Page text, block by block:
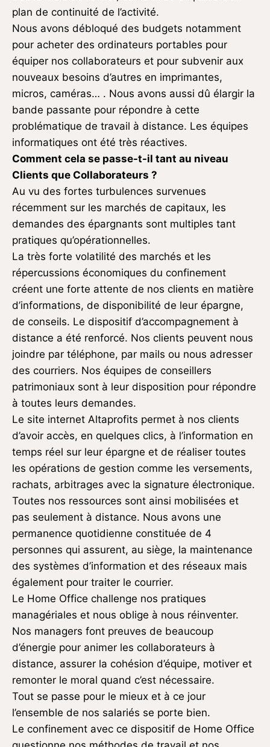
plan de continuité de l’activité.
Nous avons débloqué des budgets notamment
pour acheter des ordinateurs portables pour
équiper nos collaborateurs et pour subvenir aux
nouveaux besoins d’autres en imprimantes,
micros, caméras… . Nous avons aussi dû élargir la
bande passante pour répondre à cette
problématique de travail à distance. Les équipes
informatiques ont été très réactives.
Comment cela se passe-t-il tant au niveau
Clients que Collaborateurs ?
Au vu des fortes turbulences survenues
récemment sur les marchés de capitaux, les
demandes des épargnants sont multiples tant
pratiques qu’opérationnelles.
La très forte volatilité des marchés et les
répercussions économiques du confinement
créent une forte attente de nos clients en matière
d’informations, de disponibilité de leur épargne,
de conseils. Le dispositif d’accompagnement à
distance a été renforcé. Nos clients peuvent nous
joindre par téléphone, par mails ou nous adresser
des courriers. Nos équipes de conseillers
patrimoniaux sont à leur disposition pour répondre
à toutes leurs demandes.
Le site internet Altaprofits permet à nos clients
d’avoir accès, en quelques clics, à l’information en
temps réel sur leur épargne et de réaliser toutes
les opérations de gestion comme les versements,
rachats, arbitrages avec la signature électronique.
Toutes nos ressources sont ainsi mobilisées et
pas seulement à distance. Nous avons une
permanence quotidienne constituée de 4
personnes qui assurent, au siège, la maintenance
des systèmes d’information et des réseaux mais
également pour traiter le courrier.
Le Home Office challenge nos pratiques
managériales et nous oblige à nous réinventer.
Nos managers font preuves de beaucoup
d’énergie pour animer les collaborateurs à
distance, assurer la cohésion d’équipe, motiver et
remonter le moral quand c’est nécessaire.
Tout se passe pour le mieux et à ce jour
l’ensemble de nos salariés se porte bien.
Le confinement avec ce dispositif de Home Office